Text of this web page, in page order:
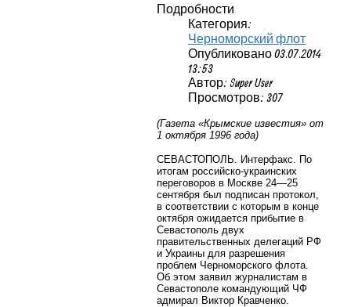
Подробности
Категория:
Черноморский флот
Опубликовано 03.07.2014
13:53
Автор: Super User
Просмотров: 307
(Газета «Крымские известия» от
1 октября 1996 года)
СЕВАСТОПОЛЬ. Интерфакс. По
итогам российско-украинских
переговоров в Москве 24—25
сентября был подписан протокол,
в соответствии с которым в конце
октября ожидается прибытие в
Севастополь двух
правительственных делегаций РФ
и Украины для разрешения
проблем Черноморского флота.
Об этом заявил журналистам в
Севастополе командующий ЧФ
адмирал Виктор Кравченко.